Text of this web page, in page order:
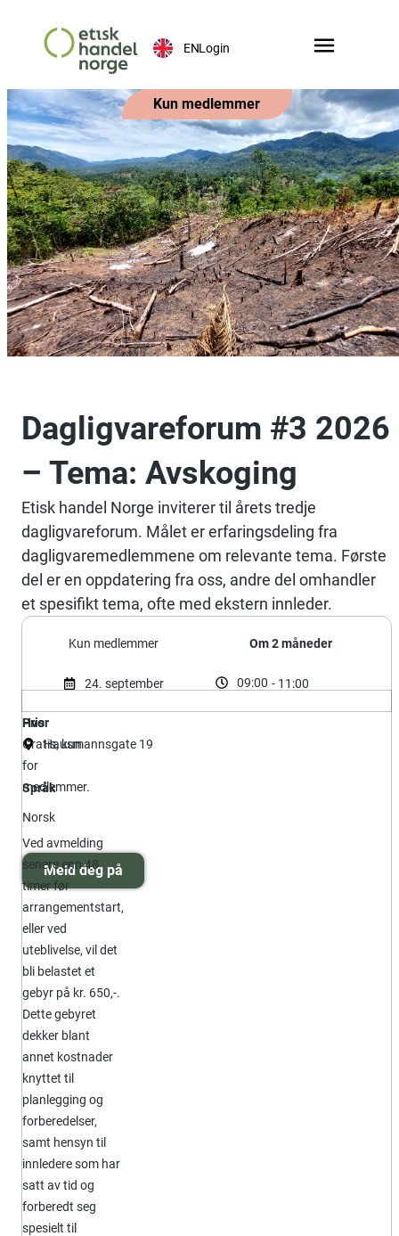
ENLogin
Kun medlemmer
Dagligvareforum #3 2026
– Tema: Avskoging
Etisk handel Norge inviterer til årets tredje
dagligvareforum. Målet er erfaringsdeling fra
dagligvaremedlemmene om relevante tema. Første
del er en oppdatering fra oss, andre del omhandler
et spesifikt tema, ofte med ekstern innleder.
Kun medlemmer Om 2 måneder
24. september 09:00 - 11:00
Hvor
Hausmannsgate 19
Språk
Norsk
Meld deg på
Pris
Gratis, kun
for
medlemmer.
Ved avmelding
senere enn 48
timer før
arrangementstart,
eller ved
uteblivelse, vil det
bli belastet et
gebyr på kr. 650,-.
Dette gebyret
dekker blant
annet kostnader
knyttet til
planlegging og
forberedelser,
samt hensyn til
innledere som har
satt av tid og
forberedt seg
spesielt til